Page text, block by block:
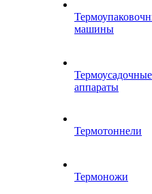
машины
Термоусадочные
аппараты
Термотоннели
Термоножи